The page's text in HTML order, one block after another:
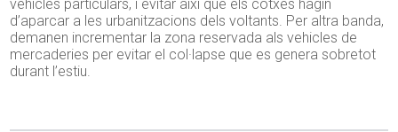
vehicles particulars, i evitar així que els cotxes hagin
d’aparcar a les urbanitzacions dels voltants. Per altra banda,
demanen incrementar la zona reservada als vehicles de
mercaderies per evitar el col·lapse que es genera sobretot
durant l’estiu.